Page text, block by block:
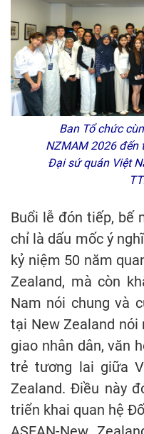
Ban Tổ chức
NZMAM 2026 đến
Đại sứ quán Việt
Buổi lễ đón tiếp, bế
chỉ là dấu mốc ý
kỷ niệm 50 năm
Zealand, mà còn
Nam nói chung và
tại New Zealand nói
giao nhân dân, văn
trẻ tương lai giữa
Zealand. Điều này
triển khai quan hệ